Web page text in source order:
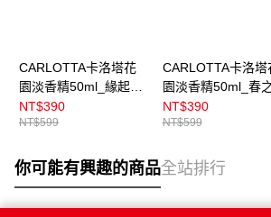
CARLOTTA卡洛塔花
園淡香精50ml_緣起微
霧
NT$390
NT$599
CARLOTTA卡洛塔
園淡香精50ml_春
醒
NT$390
NT$599
你可能有興趣的商品全站排行